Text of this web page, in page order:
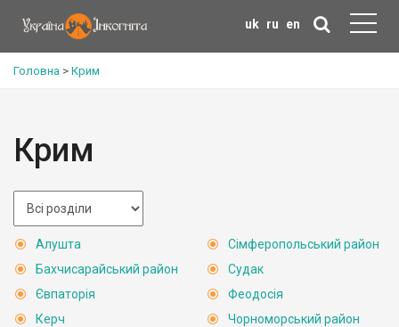
uk ru en
Головна > Крим
Крим
Алушта
Бахчисарайський район
Євпаторія
Керч
Сімферопольський район
Судак
Феодосія
Чорноморський район